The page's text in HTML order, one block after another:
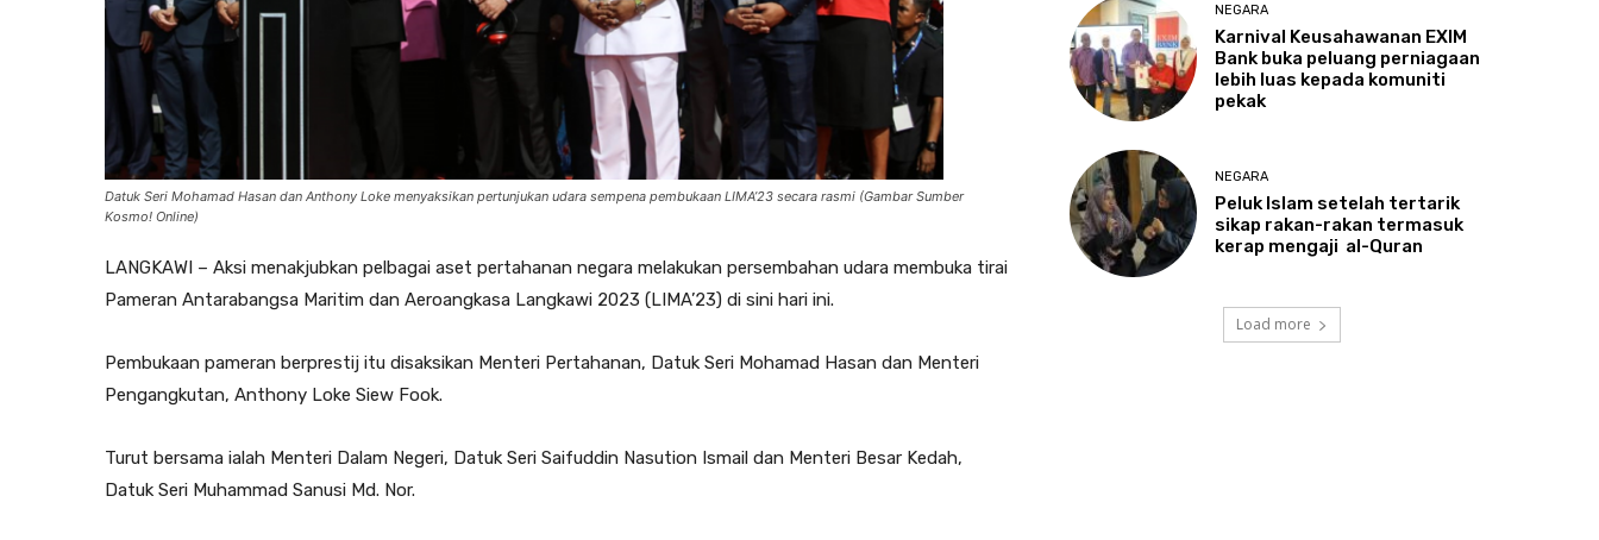
Datuk Seri Mohamad Hasan dan Anthony Loke menyaksikan pertunjukan udara sempena pembukaan LIMA’23 secara rasmi (Gambar Sumber
Kosmo! Online)
LANGKAWI – Aksi menakjubkan pelbagai aset pertahanan negara melakukan persembahan udara membuka tirai
Pameran Antarabangsa Maritim dan Aeroangkasa Langkawi 2023 (LIMA’23) di sini hari ini.
Pembukaan pameran berprestij itu disaksikan Menteri Pertahanan, Datuk Seri Mohamad Hasan dan Menteri
Pengangkutan, Anthony Loke Siew Fook.
Turut bersama ialah Menteri Dalam Negeri, Datuk Seri Saifuddin Nasution Ismail dan Menteri Besar Kedah,
Datuk Seri Muhammad Sanusi Md. Nor.
NEGARA
Karnival Keusahawanan EXIM
Bank buka peluang perniagaan
lebih luas kepada komuniti
pekak
NEGARA
PelukIslam setelah tertarik
sikap rakan-rakan termasuk
kerap mengaji al-Quran
Load more